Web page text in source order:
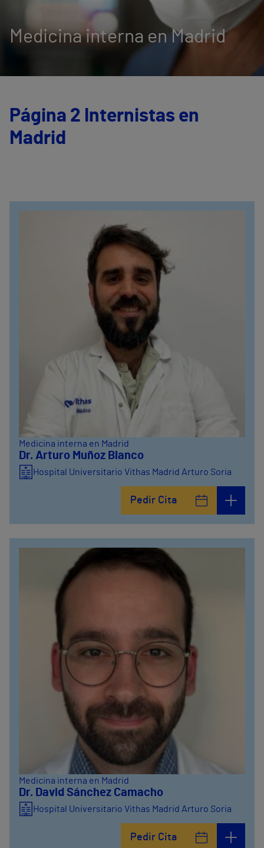
Medicina interna en Madrid
Página 2 Internistas en
Madrid
Medicina interna en Madrid
Dr. Arturo Muñoz Blanco
Hospital Universitario Vithas Madrid Arturo Soria
Pedir Cita
Medicina interna en Madrid
Dr. David Sánchez Camacho
Hospital Universitario Vithas Madrid Arturo Soria
Pedir Cita